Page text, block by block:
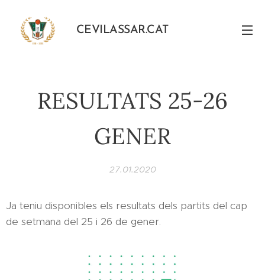
CEVILASSAR.CAT
RESULTATS 25-26
GENER
27.01.2020
Ja teniu disponibles els resultats dels partits del cap
de setmana del 25 i 26 de gener.